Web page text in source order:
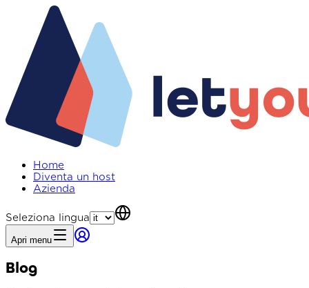
Home
Diventa un host
Azienda
Seleziona lingua
Apri menu
Blog